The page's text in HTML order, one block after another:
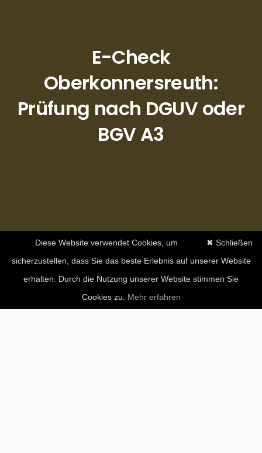
E-Check
Oberkonnersreuth:
Prüfung nach DGUV oder
BGV A3
✖ Schließen
Diese Website verwendet Cookies, um
sicherzustellen, dass Sie das beste Erlebnis auf unserer Website
erhalten. Durch die Nutzung unserer Website stimmen Sie
Cookies zu. Mehr erfahren